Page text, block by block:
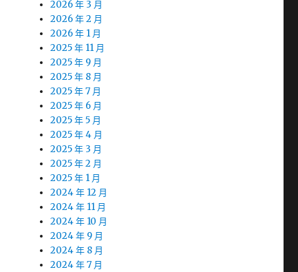
2026 年 3 月
2026 年 2 月
2026 年 1 月
2025 年 11 月
2025 年 9 月
2025 年 8 月
2025 年 7 月
2025 年 6 月
2025 年 5 月
2025 年 4 月
2025 年 3 月
2025 年 2 月
2025 年 1 月
2024 年 12 月
2024 年 11 月
2024 年 10 月
2024 年 9 月
2024 年 8 月
2024 年 7 月